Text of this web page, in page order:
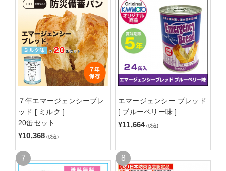
７年エマージェンシーブレ
ッド [ ミルク ]
20缶セット
¥10,368 (税込)
エマージェンシー ブレッド
[ ブルーベリー味 ]
¥11,664 (税込)